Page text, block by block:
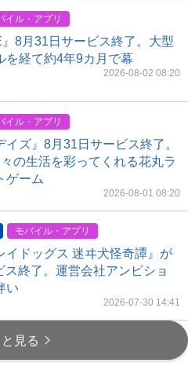
イル・アプリ
』8月31日サービス終了。大型
を経て約4年9カ月で幕
2026-08-02 08:20
イル・アプリ
イズ』8月31日サービス終了。
の生活を彩ってくれる花丸ラ
ゲーム
2026-08-01 08:20
モバイル・アプリ
イドッグス 迷ヰ犬怪奇譚』が
ス終了。運営会社アンビショ
い
2026-07-30 14:41
見る